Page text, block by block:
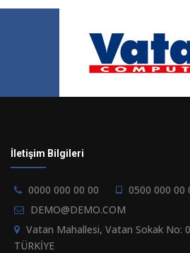
İletişim Bilgileri
0000 000 00 00
0500 000 00
DEMO@DEMO.COM
Vatan Mahallesi, Vatan Sokak No:
TÜRKİYE